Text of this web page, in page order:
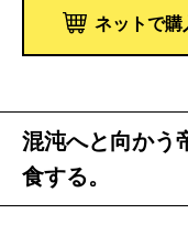
ネットで購
混沌へと向かう
食する。